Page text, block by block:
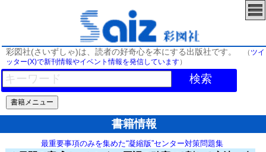
彩図社(さいずしゃ)は、読者の好奇心を本にする出版社です。 （ ツイ
ッター(X)で新刊情報やイベント情報を発信しています）
検索
書籍情報
最重要事項のみを集めた“凝縮版”センター対策問題集